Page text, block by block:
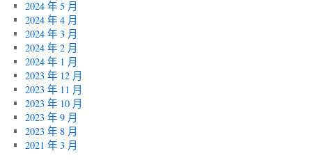
2024 年 5 月
2024 年 4 月
2024 年 3 月
2024 年 2 月
2024 年 1 月
2023 年 12 月
2023 年 11 月
2023 年 10 月
2023 年 9 月
2023 年 8 月
2021 年 3 月